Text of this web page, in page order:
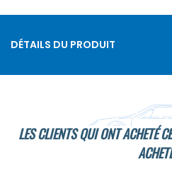
DÉTAILS DU PRODUIT
LES CLIENTS QUI ONT ACHETÉ